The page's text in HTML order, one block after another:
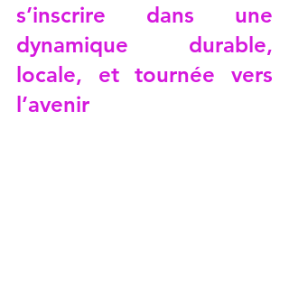
s’inscrire dans une
dynamique durable,
locale, et tournée vers
l’avenir